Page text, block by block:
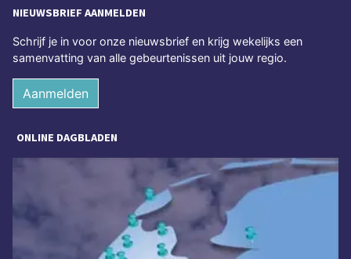
NIEUWSBRIEF AANMELDEN
Schrijf je in voor onze nieuwsbrief en krijg wekelijks een
samenvatting van alle gebeurtenissen uit jouw regio.
Aanmelden
ONLINE DAGBLADEN